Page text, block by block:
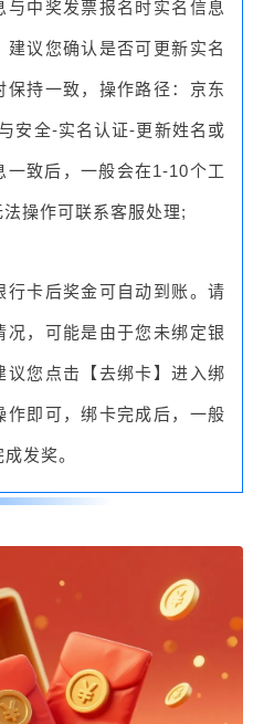
与中奖发票报名时实名信息
议您确认是否可更新实名
保持一致，操作路径：京东
安全-实名认证-更新姓名或
一致后，一般会在1-10个工
操作可联系客服处理;
行卡后奖金可自动到账。请
况，可能是由于您未绑定银
议您点击【去绑卡】进入绑
作即可，绑卡完成后，一般
发奖。